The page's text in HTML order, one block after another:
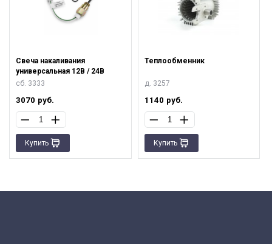
Свеча накаливания
универсальная 12В / 24В
сб. 3333
3070 руб.
Купить
Теплообменник
д. 3257
1140 руб.
Купить